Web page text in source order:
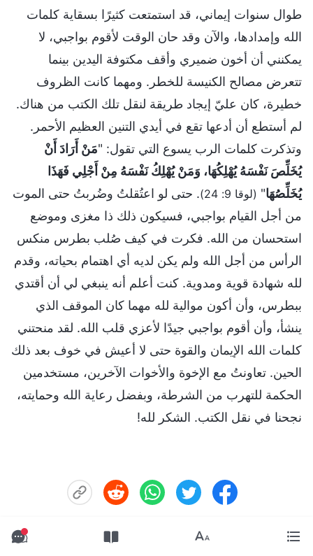
طوال سنوات إيماني، قد استمتعت كثيرًا بسقاية كلمات
الله وإمدادها، والآن وقد حان الوقت لأقوم بواجبي، لا
يمكنني أن أخون ضميري وأقف مكتوفة اليدين بينما
تتعرض مصالح الكنيسة للخطر. ومهما كانت الظروف
خطيرة، كان عليّ إيجاد طريقة لنقل تلك الكتب من هناك.
لم أستطع أن أدعها تقع في أيدي التنين العظيم الأحمر.
وتذكرت كلمات الرب يسوع التي تقول: "مَنْ أَرَادَ أَنْ
يُخَلِّصَ نَفْسَهُ يُهْلِكُهَا، وَمَنْ يُهْلِكُ نَفْسَهُ مِنْ أَجْلِي فَهَذَا
يُخَلِّصُهَا" (لوقا 9: 24)
. حتى لو اعتُقلتُ وضُربتُ حتى الموت
من أجل القيام بواجبي، فسيكون ذلك ذا مغزى وموضع
استحسان من الله. فكرت في كيف صُلب بطرس منكس
الرأس من أجل الله ولم يكن لديه أي اهتمام بحياته، وقدم
لله شهادة قوية ومدوية. كنت أعلم أنه ينبغي لي أن أقتدي
ببطرس، وأن أكون موالية لله مهما كان الموقف الذي
ينشأ، وأن أقوم بواجبي جيدًا لأعزي قلب الله. لقد منحتني
كلمات الله الإيمان والقوة حتى لا أعيش في خوف بعد ذلك
الحين. تعاونتُ مع الإخوة والأخوات الآخرين، مستخدمين
الحكمة للتهرب من الشرطة، وبفضل رعاية الله وحمايته،
نجحنا في نقل الكتب. الشكر لله!